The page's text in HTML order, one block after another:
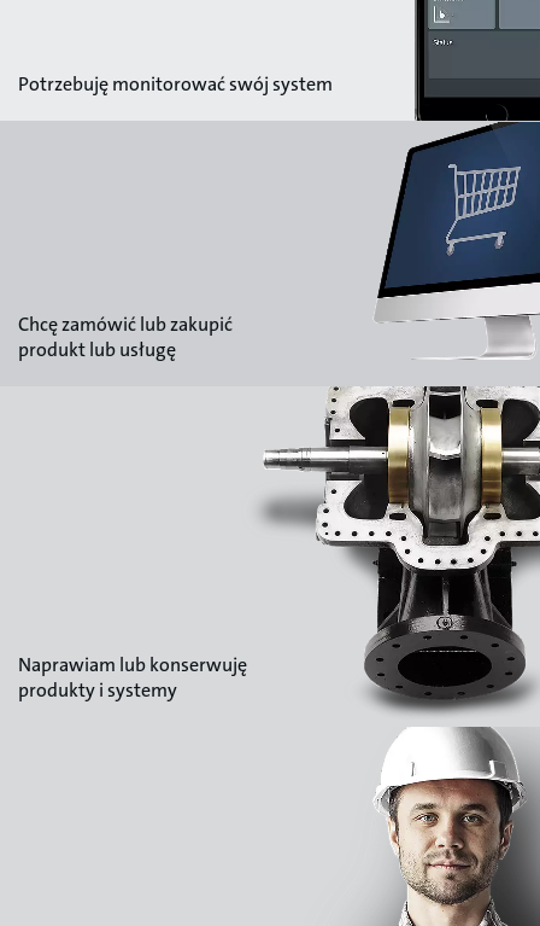
Potrzebuję monitorować swój system
Chcę zamówić lub zakupić
produkt lub usługę
Naprawiam lub konserwuję
produkty i systemy